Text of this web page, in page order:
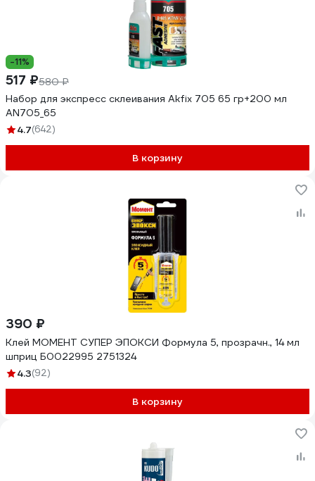
-11%
517 ₽580 ₽
Набор для экспресс склеивания Akfix 705 65 гр+200 мл
AN705_65
4.7(642)
В корзину
390 ₽
Клей МОМЕНТ СУПЕР ЭПОКСИ Формула 5, прозрачн., 14 мл
шприц Б0022995 2751324
4.3(92)
В корзину